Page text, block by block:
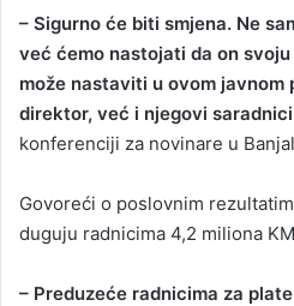
– Sigurno će biti smjena. Ne
već ćemo nastojati da on
može nastaviti u ovom javnom
direktor, već i njegovi
konferenciji za novinare u
Govoreći o poslovnim
duguju radnicima 4,2 miliona
– Preduzeće radnicima za